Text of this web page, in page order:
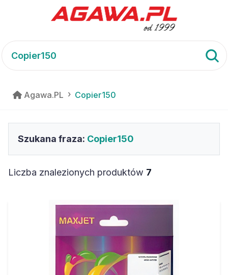
Agawa.PL Copier150
Szukana fraza: Copier150
Liczba znalezionych produktów 7